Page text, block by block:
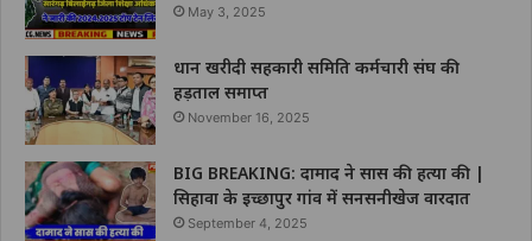
May 3, 2025
धान खरीदी सहकारी समिति कर्मचारी संघ की
हड़ताल समाप्त
November 16, 2025
BIG BREAKING: दामाद ने सास की हत्या की |
सिहावा के इच्छापुर गांव में सनसनीखेज वारदात
September 4, 2025